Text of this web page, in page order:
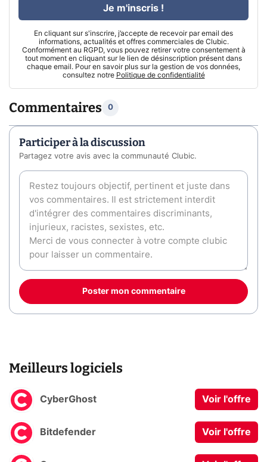
En cliquant sur s'inscrire, j’accepte de recevoir par email des
informations, actualités et offres commerciales de Clubic.
Conformément au RGPD, vous pouvez retirer votre consentement à
tout moment en cliquant sur le lien de désinscription présent dans
chaque email. Pour en savoir plus sur la gestion de vos données,
consultez notre Politique de confidentialité
Je m'inscris !
Commentaires 0
Participer à la discussion
Partagez votre avis avec la communauté Clubic.
Poster mon commentaire
Meilleurs logiciels
CyberGhost Voir l'offre
Bitdefender Voir l'offre